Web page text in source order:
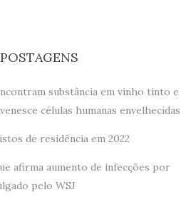
substância em vinho tinto e
células humanas envelhecidas
de residência em 2022
afirma aumento de infecções por
pelo WSJ